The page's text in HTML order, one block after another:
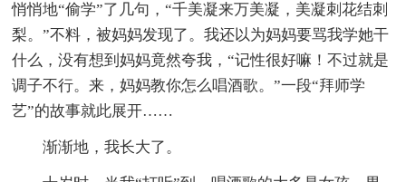
悄悄地“偷学”了几句，“千美凝来万美凝，美凝刺花结刺
梨。”不料，被妈妈发现了。我还以为妈妈要骂我学她干
什么，没有想到妈妈竟然夸我，“记性很好嘛！不过就是
调子不行。来，妈妈教你怎么唱酒歌。”一段“拜师学
艺”的故事就此展开……
渐渐地，我长大了。